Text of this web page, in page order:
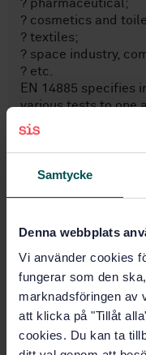
Samtycke
Denna webbplats
Vi använder cookies
fungerar som den
marknadsföringen av
att klicka på "Tillåt
cookies. Du kan ta
? pharmaceutical;
? cosmetics and
? textiles;
? space industry,
? etc.
EN 14885 specifies
various tests to one
recommendations”.
NOTE 1 The method
determine the
active substances
test.
Ämnesområden
Övrigt (11.080.99)